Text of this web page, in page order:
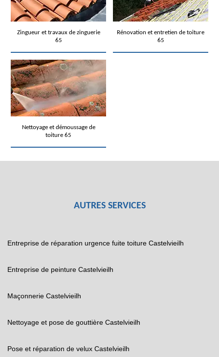
Zingueur et travaux de zinguerie
65
Rénovation et entretien de toiture
65
Nettoyage et démoussage de
toiture 65
AUTRES SERVICES
Entreprise de réparation urgence fuite toiture Castelvieilh
Entreprise de peinture Castelvieilh
Maçonnerie Castelvieilh
Nettoyage et pose de gouttière Castelvieilh
Pose et réparation de velux Castelvieilh